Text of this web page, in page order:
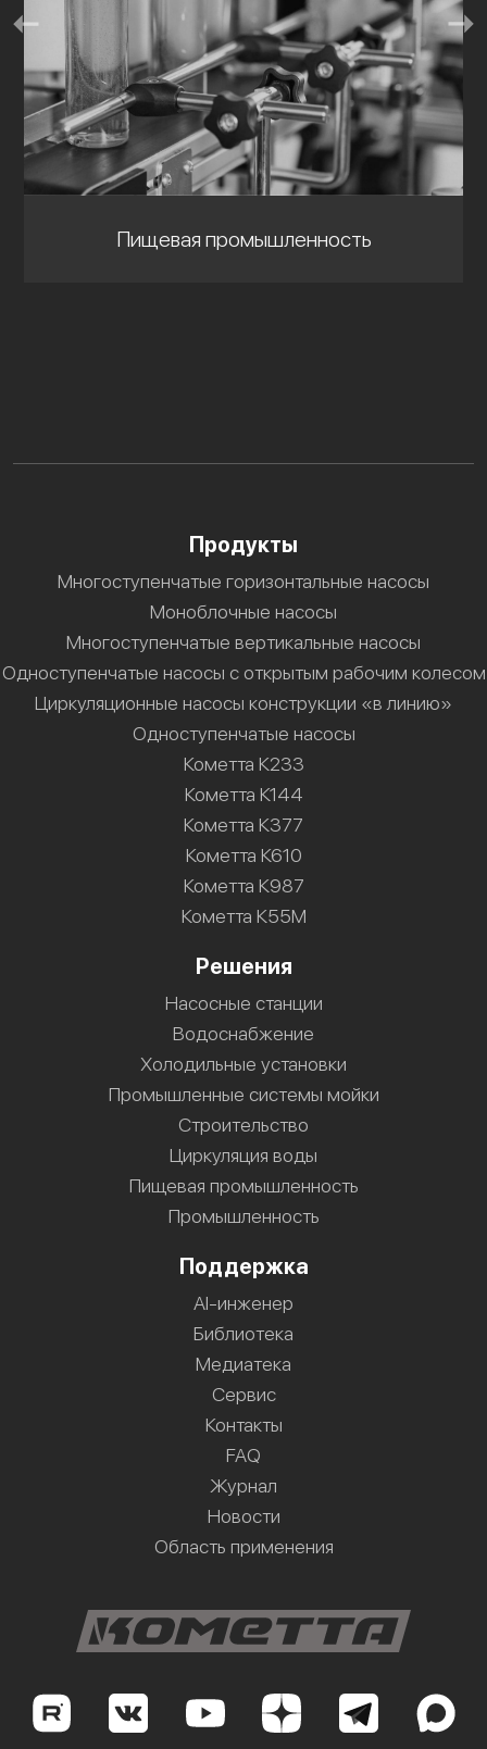
Пищевая промышленность
Продукты
Многоступенчатые горизонтальные насосы
Моноблочные насосы
Многоступенчатые вертикальные насосы
Одноступенчатые насосы с открытым рабочим колесом
Циркуляционные насосы конструкции «в линию»
Одноступенчатые насосы
Кометта К233
Кометта К144
Кометта К377
Кометта К610
Кометта К987
Кометта К55М
Решения
Насосные станции
Водоснабжение
Холодильные установки
Промышленные системы мойки
Строительство
Циркуляция воды
Пищевая промышленность
Промышленность
Поддержка
AI-инженер
Библиотека
Медиатека
Сервис
Контакты
FAQ
Журнал
Новости
Область применения